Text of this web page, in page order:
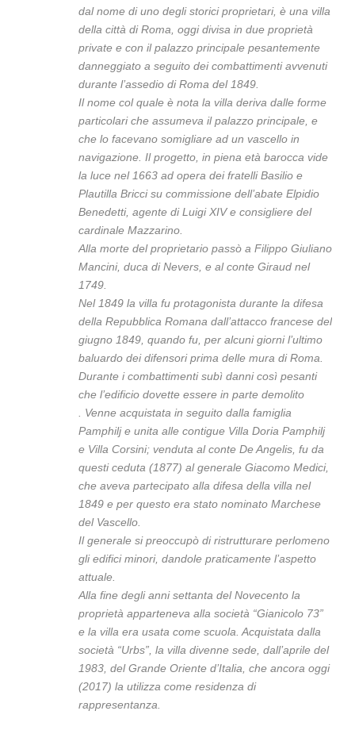
dal nome di uno degli storici proprietari, è una villa
della città di Roma, oggi divisa in due proprietà
private e con il palazzo principale pesantemente
danneggiato a seguito dei combattimenti avvenuti
durante l’assedio di Roma del 1849.
Il nome col quale è nota la villa deriva dalle forme
particolari che assumeva il palazzo principale, e
che lo facevano somigliare ad un vascello in
navigazione. Il progetto, in piena età barocca vide
la luce nel 1663 ad opera dei fratelli Basilio e
Plautilla Bricci su commissione dell’abate Elpidio
Benedetti, agente di Luigi XIV e consigliere del
cardinale Mazzarino.
Alla morte del proprietario passò a Filippo Giuliano
Mancini, duca di Nevers, e al conte Giraud nel
1749.
Nel 1849 la villa fu protagonista durante la difesa
della Repubblica Romana dall’attacco francese del
giugno 1849, quando fu, per alcuni giorni l’ultimo
baluardo dei difensori prima delle mura di Roma.
Durante i combattimenti subì danni così pesanti
che l’edificio dovette essere in parte demolito
. Venne acquistata in seguito dalla famiglia
Pamphilj e unita alle contigue Villa Doria Pamphilj
e Villa Corsini; venduta al conte De Angelis, fu da
questi ceduta (1877) al generale Giacomo Medici,
che aveva partecipato alla difesa della villa nel
1849 e per questo era stato nominato Marchese
del Vascello.
Il generale si preoccupò di ristrutturare perlomeno
gli edifici minori, dandole praticamente l’aspetto
attuale.
Alla fine degli anni settanta del Novecento la
proprietà apparteneva alla società “Gianicolo 73”
e la villa era usata come scuola. Acquistata dalla
società “Urbs”, la villa divenne sede, dall’aprile del
1983, del Grande Oriente d’Italia, che ancora oggi
(2017) la utilizza come residenza di
rappresentanza.